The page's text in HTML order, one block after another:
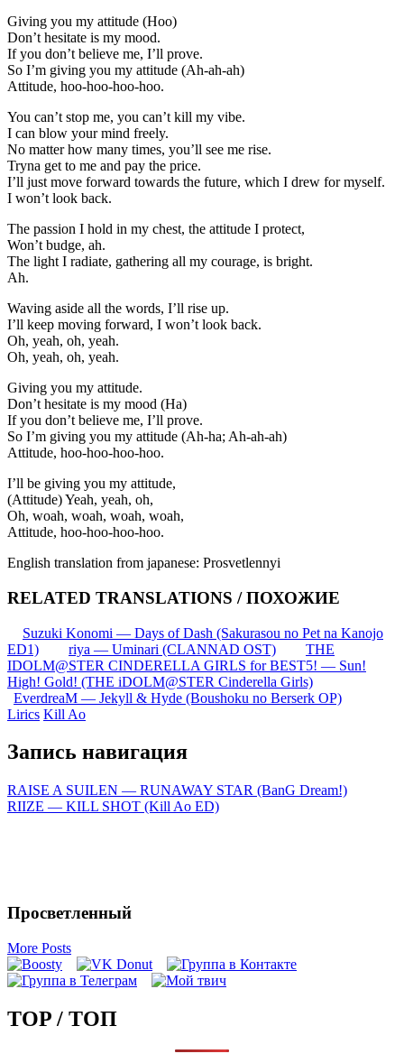
Giving you my attitude (Hoo)
Don’t hesitate is my mood.
If you don’t believe me, I’ll prove.
So I’m giving you my attitude (Ah-ah-ah)
Attitude, hoo-hoo-hoo-hoo.
You can’t stop me, you can’t kill my vibe.
I can blow your mind freely.
No matter how many times, you’ll see me rise.
Tryna get to me and pay the price.
I’ll just move forward towards the future, which I drew for myself.
I won’t look back.
The passion I hold in my chest, the attitude I protect,
Won’t budge, ah.
The light I radiate, gathering all my courage, is bright.
Ah.
Waving aside all the words, I’ll rise up.
I’ll keep moving forward, I won’t look back.
Oh, yeah, oh, yeah.
Oh, yeah, oh, yeah.
Giving you my attitudе.
Don’t hesitate is my mood (Ha)
If you don’t believe me, I’ll prove.
So I’m giving you my attitude (Ah-ha; Ah-ah-ah)
Attitude, hoo-hoo-hoo-hoo.
I’ll be giving you my attitude,
(Attitude) Yeah, yeah, oh,
Oh, woah, woah, woah, woah,
Attitude, hoo-hoo-hoo-hoo.
English translation from japanese: Prosvetlennyi
RELATED TRANSLATIONS / ПОХОЖИЕ
Suzuki Konomi — Days of Dash (Sakurasou no Pet na Kanojo
ED1)
riya — Uminari (CLANNAD OST)
THE
IDOLM@STER CINDERELLA GIRLS for BEST5! — Sun!
High! Gold! (THE iDOLM@STER Cinderella Girls)
EverdreaM — Jekyll & Hyde (Boushoku no Berserk OP)
Lirics Kill Ao
Запись навигация
RAISE A SUILEN — RUNAWAY STAR (BanG Dream!)
RIIZE — KILL SHOT (Kill Ao ED)
Просветленный
More Posts
TOP / ТОП